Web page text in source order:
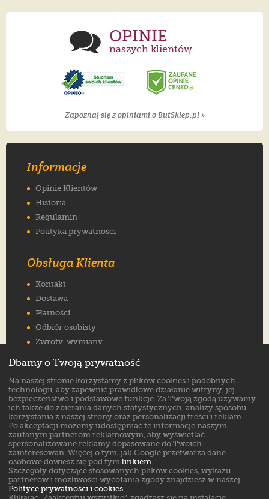
OPINIE
naszych klientów
Zapoznaj się z opiniami o ButSklep.pl »
Informacje
Opinie Klientów
Historia
Regulamin
Polityka prywatności
Obsługa Klienta
Kontakt
Dostawa
Płatności
Odbiór osobisty
Zwroty, wymiany
Jak wybrać rozmiar
FAQ
Znajdź nas na:
Dbamy o Twoją prywatność
Na naszej stronie korzystamy z plików cookies i podobnych
technologii, aby zapewnić prawidłowe działanie witryny, jej
bezpieczeństwo i podstawowe funkcje. Za Twoją zgodą używamy
ich także do zbierania danych statystycznych, analizy sposobu
korzystania z naszej strony oraz personalizacji treści i reklam.
Po akceptacji możemy udostępniać te informacje naszym
zaufanym partnerom reklamowym, aby wyświetlać
spersonalizowane reklamy dopasowane do Twoich
zainteresowań. Więcej o tym, jak Google przetwarza dane
osobowe dowiesz się pod tym linkiem.
Szczegóły dotyczące stosowanych plików cookies, wykazu
partnerów i możliwości wycofania zgody znajdziesz w naszej
Polityce prywatności i cookies.